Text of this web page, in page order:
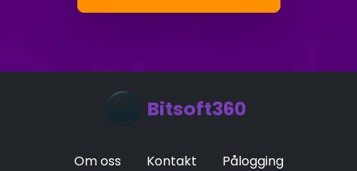
Bitsoft360
Om oss Kontakt Pålogging